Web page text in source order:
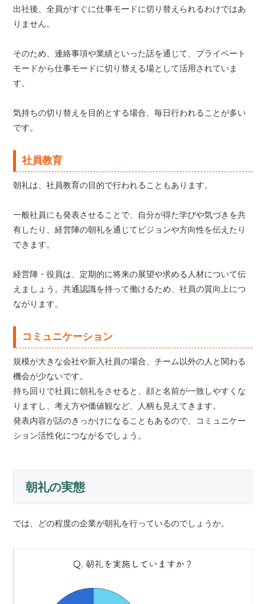
出社後、全員がすぐに仕事モードに切り替えられるわけではあ
りません。
そのため、連絡事項や業績といった話を通じて、プライベート
モードから仕事モードに切り替える場として活用されていま
す。
気持ちの切り替えを目的とする場合、毎日行われることが多い
です。
社員教育
朝礼は、社員教育の目的で行われることもあります。
一般社員にも発表させることで、自分が得た学びや気づきを共
有したり、経営陣の朝礼を通じてビジョンや方向性を伝えたり
できます。
経営陣・役員は、定期的に将来の展望や求める人材について伝
えましょう。共通認識を持って働けるため、社員の質向上につ
ながります。
コミュニケーション
規模が大きな会社や新入社員の場合、チーム以外の人と関わる
機会が少ないです。
持ち回りで社員に朝礼をさせると、顔と名前が一致しやすくな
りますし、考え方や価値観など、人柄も見えてきます。
発表内容が話のきっかけになることもあるので、コミュニケー
ション活性化につながるでしょう。
朝礼の実態
では、どの程度の企業が朝礼を行っているのでしょうか。